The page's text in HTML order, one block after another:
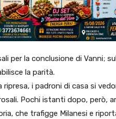
per la conclusione di Vanni;
la parità.
ripresa, i padroni di casa si
Pochi istanti dopo, però,
che trafigge Milanesi e